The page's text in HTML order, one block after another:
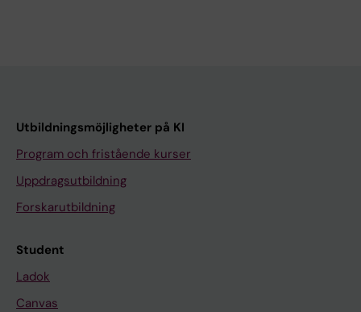
Utbildningsmöjligheter på KI
Program och fristående kurser
Uppdragsutbildning
Forskarutbildning
Student
Ladok
Canvas